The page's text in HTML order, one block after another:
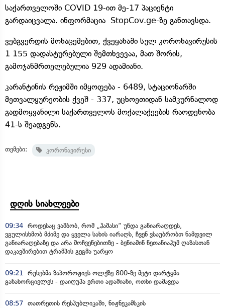
საქართველოში COVID 19-ით მე-17 პაციენტი
გარდაიცვალა. ინფორმაცია StopCov.ge-ზე განთავსდა.
ვებგვერდის მონაცემებით, ქვეყანაში სულ კორონავირუსის
1 155 დადასტურებული შემთხვევაა, მათ შორის,
გამოჯანმრთელებულია 929 ადამიანი.
კარანტინის რეჟიმში იმყოფება - 6489, სტაციონარში
მეთვალყურეობის ქვეშ - 337, უცხოეთიდან სამკურნალოდ
გადმოყვანილი საქართველოს მოქალაქეების რაოდენობა
41-ს შეადგენს.
თემები: კორონავირუსი
დღის სიახლეები
09:34 როდესაც ვამბობ, რომ „ჰამასი“ უნდა განიარაღდეს,
ვგულისხმობ მძიმე და ყველა სახის იარაღს, ჩვენ ვსაუბრობთ ნამდვილ
განიარაღებაზე და არა მოჩვენებითზე - ბენიამინ ნეთანიაჰუმ ღაზასთან
დაკავშირებით ტრამპის გეგმა უარყო
09:21 რუსებმა ზაპოროჟიეს ოლქზე 800-ზე მეტი დარტყმა
განახორციელეს - დაიღუპა ერთი ადამიანი, ოთხი დაშავდა
08:57 თათრეთის რესპუბლიკაში, ნიჟნეკამსკის